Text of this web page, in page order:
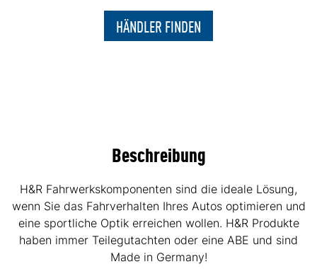
HÄNDLER FINDEN
Beschreibung
H&R Fahrwerkskomponenten sind die ideale Lösung,
wenn Sie das Fahrverhalten Ihres Autos optimieren und
eine sportliche Optik erreichen wollen. H&R Produkte
haben immer Teilegutachten oder eine ABE und sind
Made in Germany!